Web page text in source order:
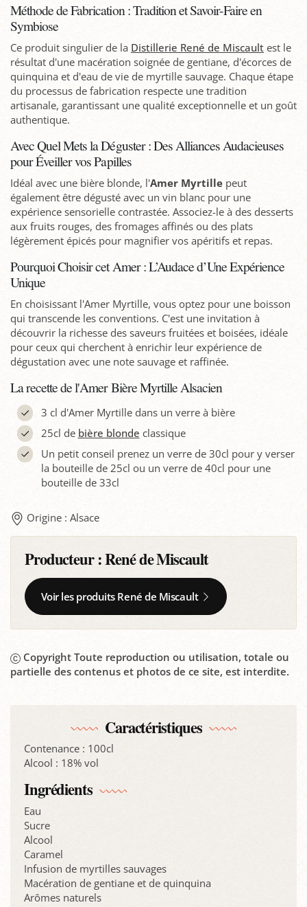
Méthode de Fabrication : Tradition et Savoir-Faire en
Symbiose
Ce produit singulier de la Distillerie René de Miscault est le
résultat d'une macération soignée de gentiane, d'écorces de
quinquina et d'eau de vie de myrtille sauvage. Chaque étape
du processus de fabrication respecte une tradition
artisanale, garantissant une qualité exceptionnelle et un goût
authentique.
Avec Quel Mets la Déguster : Des Alliances Audacieuses
pour Éveiller vos Papilles
Idéal avec une bière blonde, l'Amer Myrtille peut
également être dégusté avec un vin blanc pour une
expérience sensorielle contrastée. Associez-le à des desserts
aux fruits rouges, des fromages affinés ou des plats
légèrement épicés pour magnifier vos apéritifs et repas.
Pourquoi Choisir cet Amer : L’Audace d’Une Expérience
Unique
En choisissant l'Amer Myrtille, vous optez pour une boisson
qui transcende les conventions. C'est une invitation à
découvrir la richesse des saveurs fruitées et boisées, idéale
pour ceux qui cherchent à enrichir leur expérience de
dégustation avec une note sauvage et raffinée.
La recette de l'Amer Bière Myrtille Alsacien
3 cl d'Amer Myrtille dans un verre à bière
25cl de bière blonde classique
Un petit conseil prenez un verre de 30cl pour y verser
la bouteille de 25cl ou un verre de 40cl pour une
bouteille de 33cl
Origine : Alsace
Producteur :René de Miscault
Voir les produits René de Miscault
Copyright Toute reproduction ou utilisation, totale ou
partielle des contenus et photos de ce site, est interdite.
Caractéristiques
Contenance : 100cl
Alcool : 18% vol
Ingrédients
Eau
Sucre
Alcool
Caramel
Infusion de myrtilles sauvages
Macération de gentiane et de quinquina
Arômes naturels